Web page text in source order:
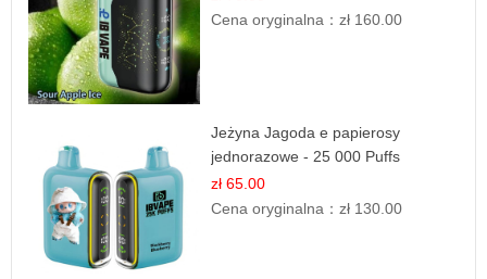
Cena oryginalna：zł 160.00
Jeżyna Jagoda e papierosy
jednorazowe - 25 000 Puffs
zł 65.00
Cena oryginalna：zł 130.00